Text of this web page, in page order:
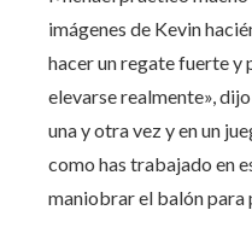
imágenes de Kevin
hacer un regate fuerte y
elevarse realmente»,
una y otra vez y en un
como has trabajado en
maniobrar el balón para